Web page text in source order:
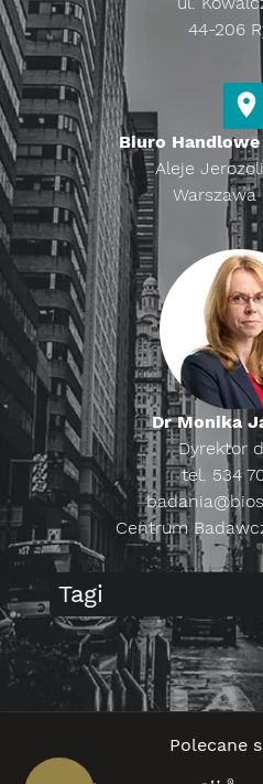
44-206
Biuro
Aleje
Dr Monika
Dyrektor
tel. 534
Centrum
Tagi
Polecane